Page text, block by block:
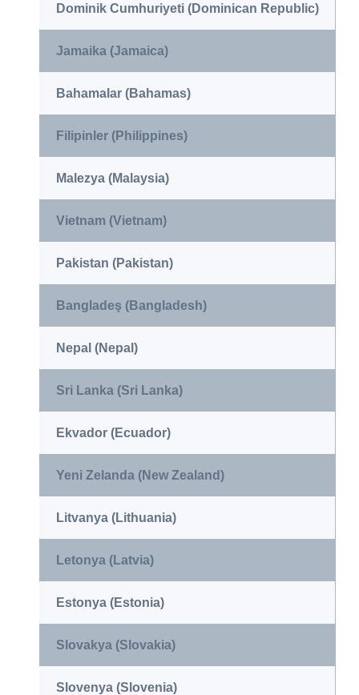
Dominik Cumhuriyeti (Dominican Republic)
Jamaika (Jamaica)
Bahamalar (Bahamas)
Filipinler (Philippines)
Malezya (Malaysia)
Vietnam (Vietnam)
Pakistan (Pakistan)
Bangladeş (Bangladesh)
Nepal (Nepal)
Sri Lanka (Sri Lanka)
Ekvador (Ecuador)
Yeni Zelanda (New Zealand)
Litvanya (Lithuania)
Letonya (Latvia)
Estonya (Estonia)
Slovakya (Slovakia)
Slovenya (Slovenia)